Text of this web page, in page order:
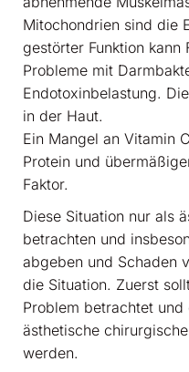
Mitochondrien sind die
gestörter Funktion
Probleme mit
Endotoxinbelastung.
in der Haut.
Ein Mangel an Vitamin
Protein und
Faktor.
Diese Situation nur als
betrachten und
abgeben und Schaden
die Situation. Zuerst
Problem betrachtet
ästhetische
werden.